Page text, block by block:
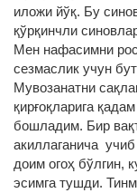
иложи йўқ. Бу
қўрқинчли
Мен нафасимни
сезмаслик учун
Мувозанатни
қирғоқларига
бошладим. Бир
акиллаганича
доим огоҳ бўлгин,
эсимга тушди.